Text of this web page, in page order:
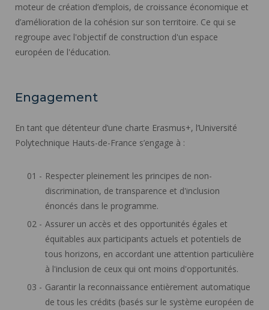
moteur de création d’emplois, de croissance économique et
d’amélioration de la cohésion sur son territoire. Ce qui se
regroupe avec l'objectif de construction d'un espace
européen de l'éducation.
Engagement
En tant que détenteur d’une charte Erasmus+, l’Université
Polytechnique Hauts-de-France s’engage à :
Respecter pleinement les principes de non-
discrimination, de transparence et d'inclusion
énoncés dans le programme.
Assurer un accès et des opportunités égales et
équitables aux participants actuels et potentiels de
tous horizons, en accordant une attention particulière
à l'inclusion de ceux qui ont moins d'opportunités.
Garantir la reconnaissance entièrement automatique
de tous les crédits (basés sur le système européen de